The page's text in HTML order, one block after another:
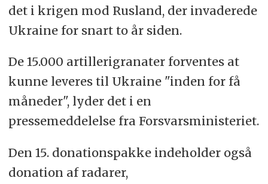
det i krigen mod Rusland, der invaderede
Ukraine for snart to år siden.
De 15.000 artillerigranater forventes at
kunne leveres til Ukraine "inden for få
måneder", lyder det i en
pressemeddelelse fra Forsvarsministeriet.
Den 15. donationspakke indeholder også
donation af radarer,